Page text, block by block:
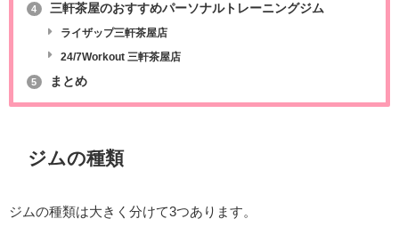
4 三軒茶屋のおすすめパーソナルトレーニングジム
ライザップ三軒茶屋店
24/7Workout 三軒茶屋店
5 まとめ
ジムの種類
ジムの種類は大きく分けて3つあります。